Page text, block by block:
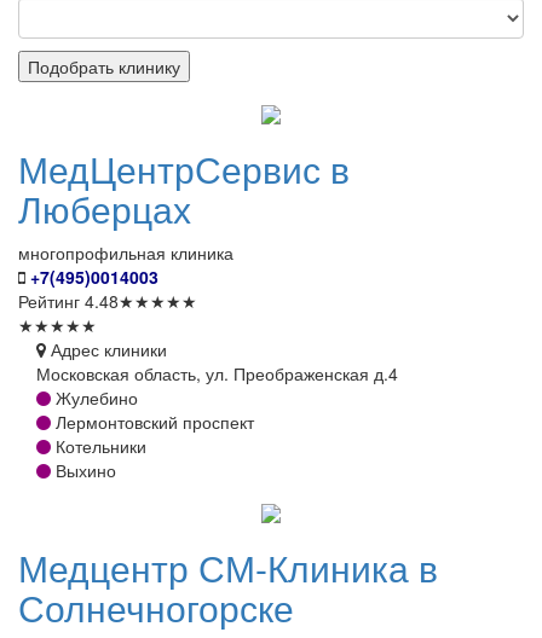
Подобрать клинику
МедЦентрСервис в
Люберцах
многопрофильная клиника
+7(495)0014003
Рейтинг 4.48★★★★★
★★★★★
Адрес клиники
Московская область, ул. Преображенская д.4
Жулебино
Лермонтовский проспект
Котельники
Выхино
Медцентр СМ-Клиника в
Солнечногорске